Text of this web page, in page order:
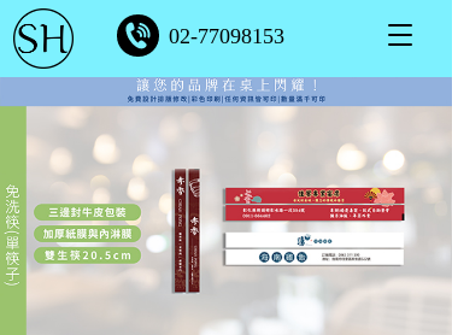
T
g
g
e
a
v
i
g
02-77098153